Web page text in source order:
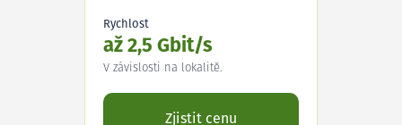
Rychlost
až 2,5 Gbit/s
V závislosti na lokalitě.
Zjistit cenu